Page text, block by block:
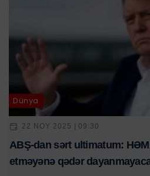
Dünya
22 NOY 2025 | 09:30
ABŞ-dan sərt ultimatum:
etməyənə qədər